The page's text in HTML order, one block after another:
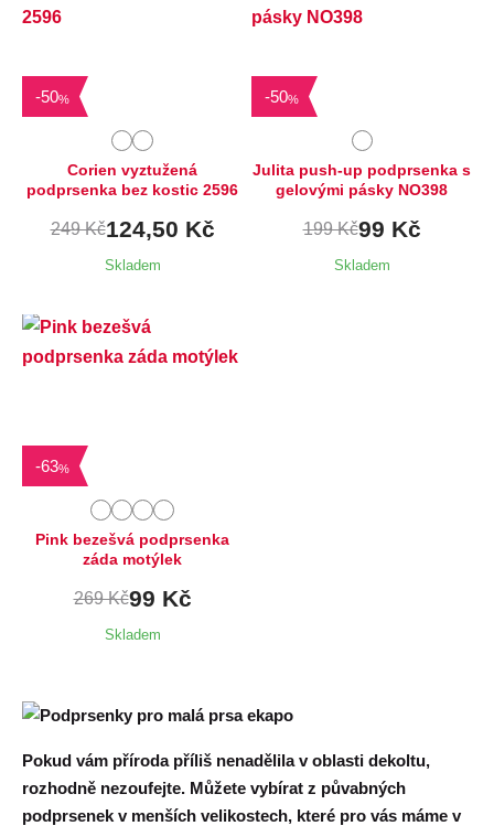
-50%
Corien vyztužená
podprsenka bez kostic 2596
249 Kč124,50 Kč
Skladem
-50%
Julita push-up podprsenka s
gelovými pásky NO398
199 Kč99 Kč
Skladem
-63%
Pink bezešvá podprsenka
záda motýlek
269 Kč99 Kč
Skladem
Pokud vám příroda příliš nenadělila v oblasti dekoltu,
rozhodně nezoufejte. Můžete vybírat z půvabných
podprsenek v menších velikostech, které pro vás máme v